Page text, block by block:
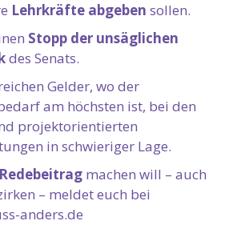
Lehrkräfte abgeben sollen.
Stopp der unsäglichen
des Senats.
Gelder, wo der
am höchsten ist, bei den
projektorientierten
in schwieriger Lage.
Redebeitrag machen will – auch
– meldet euch bei
anders.de